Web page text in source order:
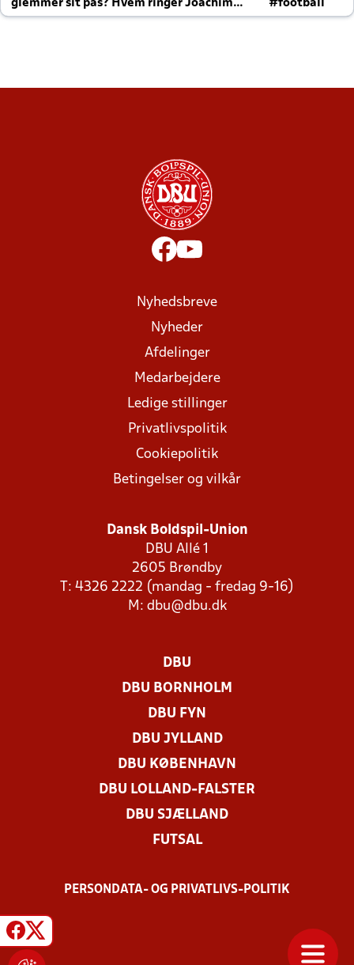
glemmer sit pas? Hvem ringer Joachim
altid til efter kampe?
#football
Nyhedsbreve
Nyheder
Afdelinger
Medarbejdere
Ledige stillinger
Privatlivspolitik
Cookiepolitik
Betingelser og vilkår
Dansk Boldspil-Union
DBU Allé 1
2605 Brøndby
T: 4326 2222 (mandag - fredag 9-16)
M: dbu@dbu.dk
DBU
DBU BORNHOLM
DBU FYN
DBU JYLLAND
DBU KØBENHAVN
DBU LOLLAND-FALSTER
DBU SJÆLLAND
FUTSAL
PERSONDATA- OG PRIVATLIVS-POLITIK